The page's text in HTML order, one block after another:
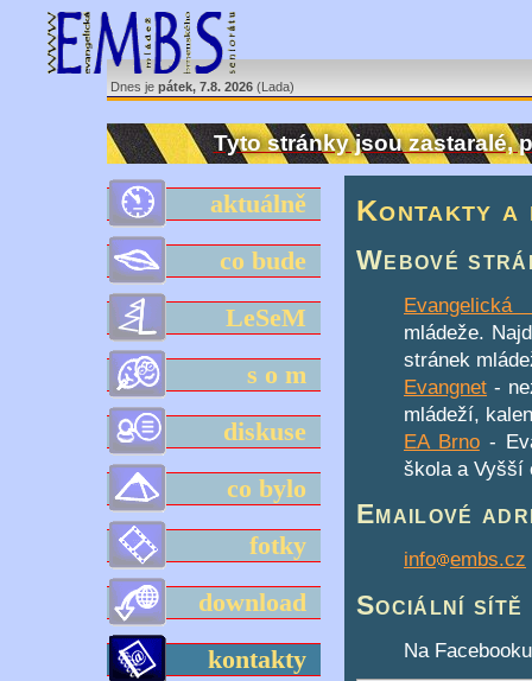
Dnes je pátek, 7.8. 2026 (Lada)
Tyto stránky jsou zastaralé,
aktuálně
co bude
LeSeM
s o m
diskuse
co bylo
fotky
download
kontakty
Kontakty a
Webové
Evangelická
mládeže.
stránek
Evangnet -
mládeží,
EA Brno-
škola a Vyšší
Emailové
info embs.cz
Sociální sítě
Na